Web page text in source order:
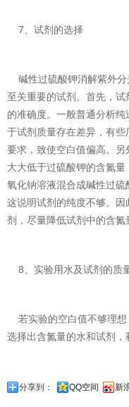
7、试剂的选择
碱性过硫酸钾消解紫外分
至关重要的试剂。首先，
的准确度。一般普通分析
于试剂质量存在差异，有
要求，致使空白值偏高。
大大低于过硫酸钾的含氮
氧化钠溶液混合成碱性过硫
这说明试剂的纯度不够。
剂，尽量降低试剂中的含氮
8、实验用水及试剂的质
若实验的空白值不够理想
选择出含氮量的水和试剂，
分享到： QQ空间 新